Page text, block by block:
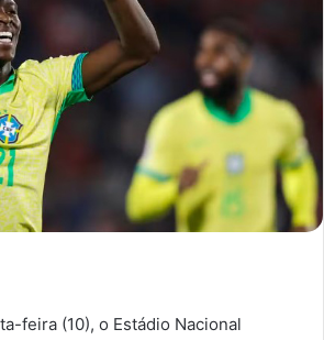
feira (10), o Estádio Nacional